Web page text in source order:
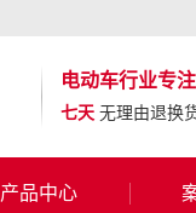
电动车行业专
七天 无理由退换
产品中心